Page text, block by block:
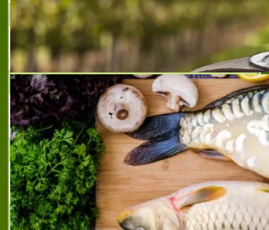
АГРОИНТЕРНЕЙШЪНЪЛ ООД
Семена за посев и препарати за
растителна защита.
МАРИНОВ
Предлагаме Биохумус от Червен
калифорнийски червей
КУРОРТЕН КОМПЛЕКС ПАТЛЕЙНА
Семеен хотел за целогодишна почивка
сред природата
ДАУН М